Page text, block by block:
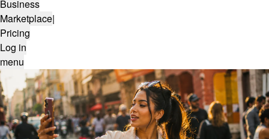
Business
Marketplace|
Pricing
Log in
menu